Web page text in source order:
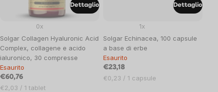
Solgar Collagen Hyaluronic Acid
Complex, collagene e acido
ialuronico, 30 compresse
0x
Esaurito
€60,76
Prezzo
€2,03 / 1 tablet
Dettaglio
Solgar Echinacea, 100 capsule
a base di erbe
1x
Esaurito
€23,18
Prezzo
€0,23 / 1 capsule
Dettaglio